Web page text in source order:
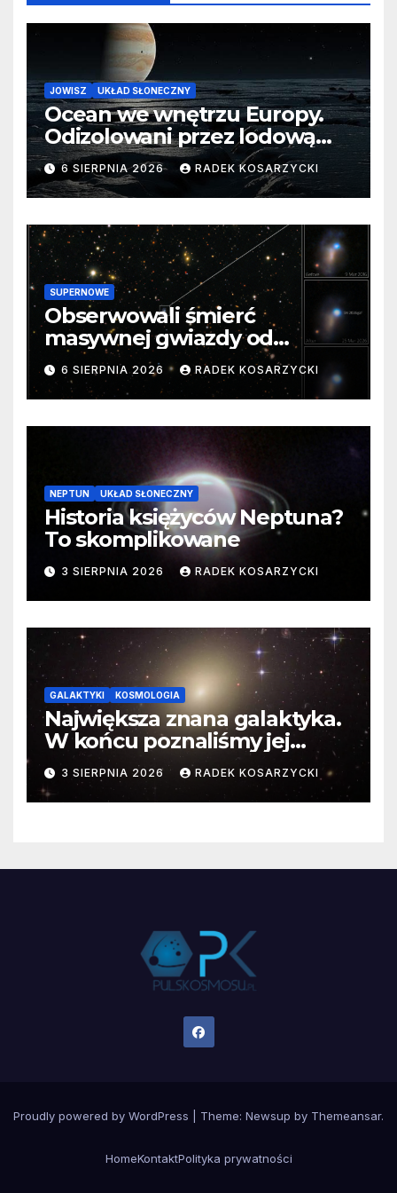
JOWISZ UKŁAD SŁONECZNY
Ocean we wnętrzu Europy.
Odizolowani przez lodową
barierę
6 SIERPNIA 2026 RADEK KOSARZYCKI
SUPERNOWE
Obserwowali śmierć
masywnej gwiazdy od
samego początku. Niezwykle
cenne dane
6 SIERPNIA 2026 RADEK KOSARZYCKI
NEPTUN UKŁAD SŁONECZNY
Historia księżyców Neptuna?
To skomplikowane
3 SIERPNIA 2026 RADEK KOSARZYCKI
GALAKTYKI KOSMOLOGIA
Największa znana galaktyka.
W końcu poznaliśmy jej
faktyczne wymiary
3 SIERPNIA 2026 RADEK KOSARZYCKI
Proudly powered by WordPress Theme: Newsup by Themeansar.
HomeKontaktPolityka prywatności